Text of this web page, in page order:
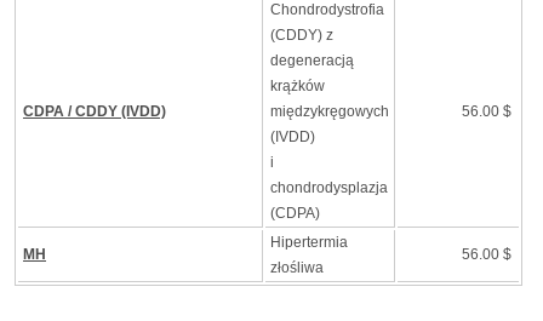
CDPA / CDDY (IVDD)
Chondrodystrofia
(CDDY) z
degeneracją
krążków
międzykręgowych
(IVDD)
i
chondrodysplazja
(CDPA)
56.00 $
MH
Hipertermia
złośliwa
56.00 $